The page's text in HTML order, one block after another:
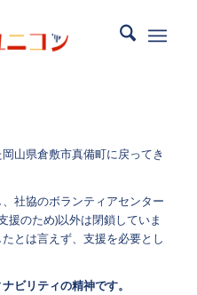
山県倉敷市真備町に戻ってき
社協のボランティアセンター
援のため)以外は閉鎖していま
とは言えず、支援を必要とし
ビリティの精神です。